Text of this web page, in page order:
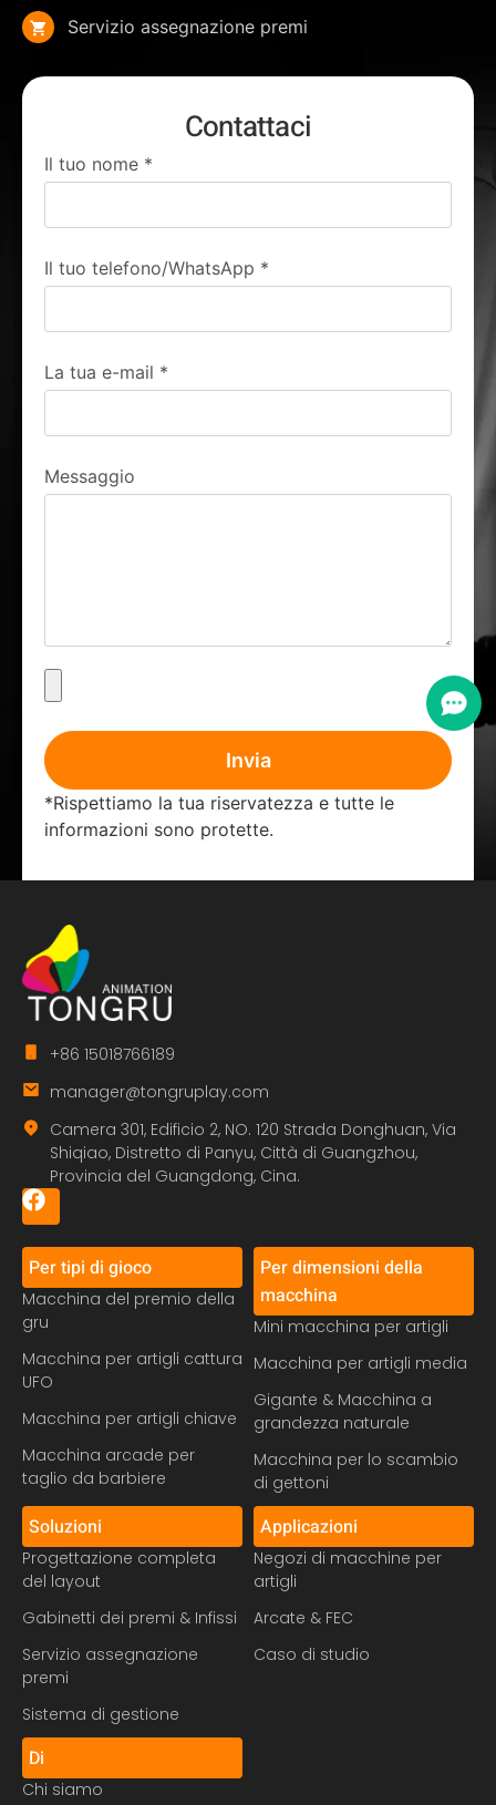
Servizio assegnazione premi
Contattaci
Il tuo nome *
Il tuo telefono/WhatsApp *
La tua e-mail *
Messaggio
Invia
*Rispettiamo la tua riservatezza e tutte le
informazioni sono protette.
+86 15018766189
manager@tongruplay.com
Camera 301, Edificio 2, NO. 120 Strada Donghuan, Via
Shiqiao, Distretto di Panyu, Città di Guangzhou,
Provincia del Guangdong, Cina.
Per tipi di gioco
Macchina del premio della
gru
Macchina per artigli cattura
UFO
Macchina per artigli chiave
Macchina arcade per
taglio da barbiere
Per dimensioni della
macchina
Mini macchina per artigli
Macchina per artigli media
Gigante & Macchina a
grandezza naturale
Macchina per lo scambio
di gettoni
Soluzioni
Progettazione completa
del layout
Gabinetti dei premi & Infissi
Servizio assegnazione
premi
Sistema di gestione
Applicazioni
Negozi di macchine per
artigli
Arcate & FEC
Caso di studio
Di
Chi siamo